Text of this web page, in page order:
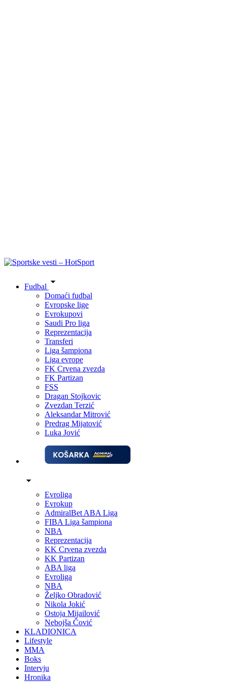
Fudbal
Domaći fudbal
Evropske lige
Evrokupovi
Saudi Pro liga
Reprezentacija
Transferi
Liga šampiona
Liga evrope
FK Crvena zvezda
FK Partizan
FSS
Dragan Stojkovic
Zvezdan Terzić
Aleksandar Mitrović
Predrag Mijatović
Luka Jović
Evroliga
Evrokup
AdmiralBet ABA Liga
FIBA Liga šampiona
NBA
Reprezentacija
KK Crvena zvezda
KK Partizan
ABA liga
Evroliga
NBA
Željko Obradović
Nikola Jokić
Ostoja Mijailović
Nebojša Čović
KLADIONICA
Lifestyle
MMA
Boks
Intervju
Hronika